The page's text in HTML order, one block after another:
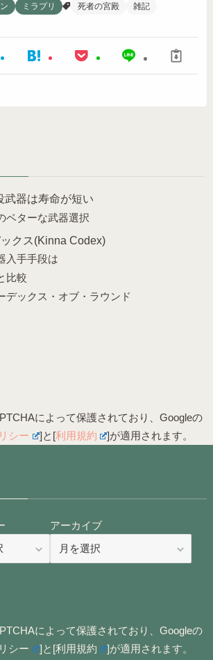
ミラプリ 死者の宮殿 雑記
武器は寿命が短い
ベターな武器選択
クス(Kinna Codex)
入手手段は
比較
デックス・オブ・ラウンド
によって保護されており、Googleの
シー ]と[利用規約 ]が適用されます。
アーカイブ
によって保護されており、Googleの
シー ]と[利用規約 ]が適用されます。